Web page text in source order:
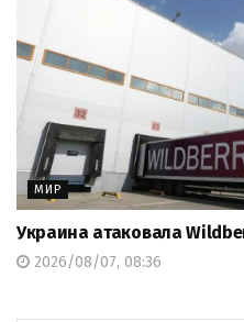
МИР
Украина атаковала
2026/08/07, 08:36